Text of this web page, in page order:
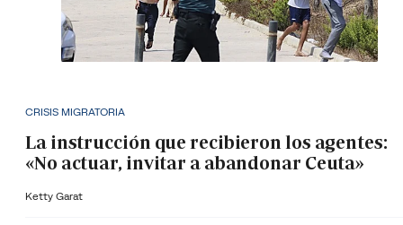
CRISIS MIGRATORIA
La instrucción que recibieron los agentes:
«No actuar, invitar a abandonar Ceuta»
Ketty Garat